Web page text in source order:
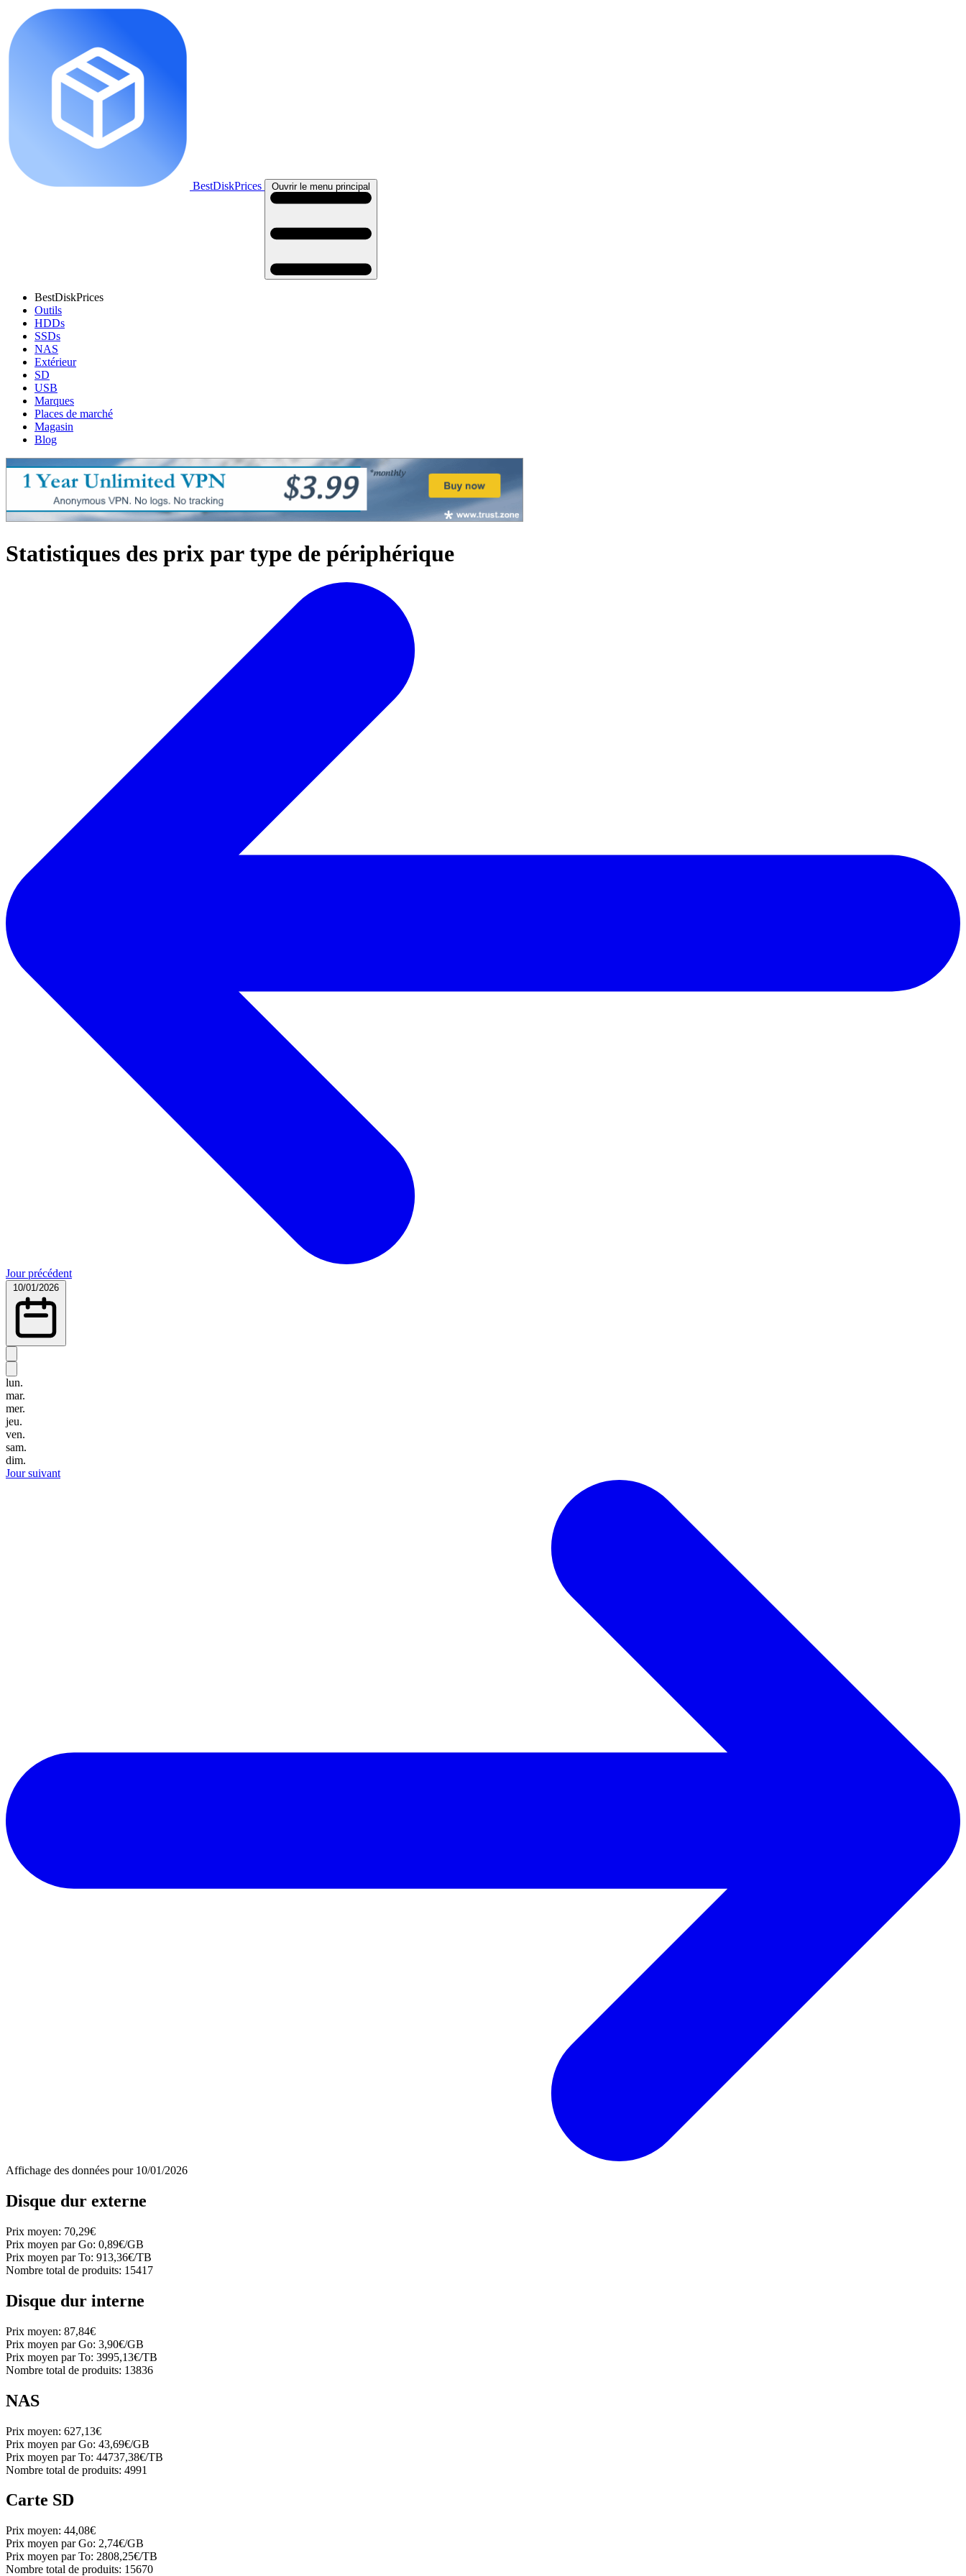
BestDiskPrices Ouvrir le menu principal
BestDiskPrices
Outils
HDDs
SSDs
NAS
Extérieur
SD
USB
Marques
Places de marché
Magasin
Blog
Statistiques des prix par type de périphérique
Jour précédent
10/01/2026
lun.
mar.
mer.
jeu.
ven.
sam.
dim.
Jour suivant
Affichage des données pour 10/01/2026
Disque dur externe
Prix moyen: 70,29€
Prix moyen par Go: 0,89€/GB
Prix moyen par To: 913,36€/TB
Nombre total de produits: 15417
Disque dur interne
Prix moyen: 87,84€
Prix moyen par Go: 3,90€/GB
Prix moyen par To: 3995,13€/TB
Nombre total de produits: 13836
NAS
Prix moyen: 627,13€
Prix moyen par Go: 43,69€/GB
Prix moyen par To: 44737,38€/TB
Nombre total de produits: 4991
Carte SD
Prix moyen: 44,08€
Prix moyen par Go: 2,74€/GB
Prix moyen par To: 2808,25€/TB
Nombre total de produits: 15670